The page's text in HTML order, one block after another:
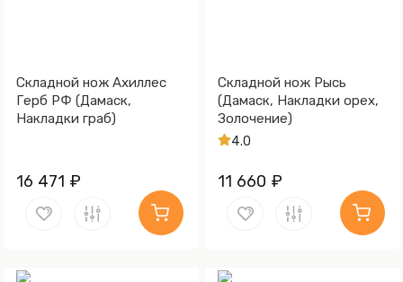
Складной нож Ахиллес
Герб РФ (Дамаск,
Накладки граб)
16 471 ₽
Складной нож Рысь
(Дамаск, Накладки орех,
Золочение)
4.0
11 660 ₽